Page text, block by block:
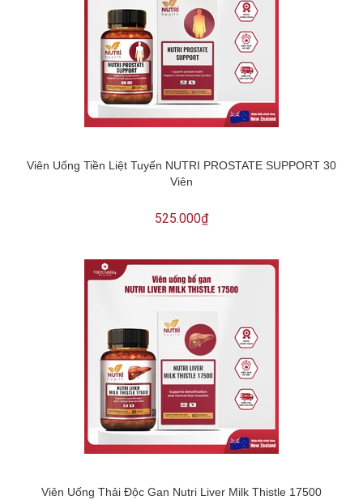
Viên Uống Tiền Liệt Tuyến NUTRI PROSTATE SUPPORT 30
Viên
525.000₫
Viên Uống Thải Độc Gan Nutri Liver Milk Thistle 17500